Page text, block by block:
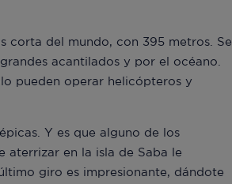
corta del mundo, con 395 metros. Se
acantilados y por el océano.
pueden operar helicópteros y
Y es que alguno de los
aterrizar en la isla de Saba le
giro es impresionante, dándote